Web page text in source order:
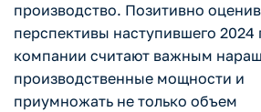
производство. Позитивно
перспективы наступившего 2024
компании считают важным
производственные мощности и
приумножать не только объем